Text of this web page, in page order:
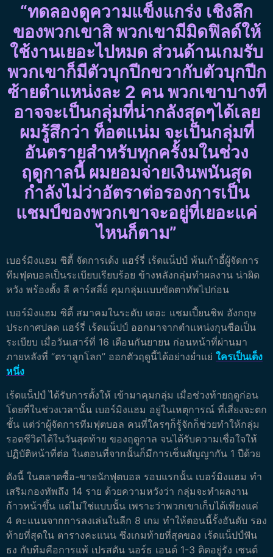
“ทดลองดูความแข็งแกร่ง เชิงลึก
ของพวกเขาสิ พวกเขามีมิดฟิลด์ให้
ใช้งานเยอะไปหมด ส่วนด้านเกมรับ
พวกเขาก็มีตัวบุกปีกขวากับตัวบุกปีก
ซ้ายตำแหน่งละ 2 คน พวกเขาบางที
อาจจะเป็นกลุ่มที่น่ากลังสุดๆได้เลย
ผมรู้สึกว่า ท็อตแน่ม จะเป็นกลุ่มที่
อันตรายสำหรับทุกครั้งมในช่วง
ฤดูกาลนี้ ผมยอมจ่ายเงินพนันสุด
กำลังไม่ว่าอัตราต่อรองการเป็น
แชมป์ของพวกเขาจะอยู่ที่เยอะแค่
ไหนก็ตาม”
เบอร์มิงแฮม ซิตี้ จัดการเด้ง แฮร์รี่ เร้ดแน็ปป์ พ้นเก้าอี้ผู้จัดการ
ทีมฟุตบอลเป็นระเบียบเรียบร้อย ข้างหลังกลุ่มทำผลงาน น่าผิด
หวัง พร้องตั้ง ลี คาร์สลี่ย์ คุมกลุ่มแบบขัดตาทัพไปก่อน
เบอร์มิงแฮม ซิตี้ สมาคมในระดับ เดอะ แชมเปี้ยนชิพ อังกฤษ
ประกาศปลด แฮร์รี่ เร้ดแน็ปป์ ออกมาจากตำแหน่งกุนซือเป็น
ระเบียบ เมื่อวันเสาร์ที่ 16 เดือนกันยายน ก่อนหน้าที่ผ่านมา
ภายหลังที่ “ตราลูกโลก” ออกตัวฤดูนี้ได้อย่างย่ำแย่ ใครเป็นเต็ง
หนึ่ง
เร้ดแน็ปป์ ได้รับการตั้งให้ เข้ามาคุมกลุ่ม เมื่อช่วงท้ายฤดูก่อน
โดยที่ในช่วงเวลานั้น เบอร์มิงแฮม อยู่ในเหตุการณ์ ที่เสี่ยงจะตก
ชั้น แต่ว่าผู้จัดการทีมฟุตบอล คนที่ใครๆก็รู้จักก็ช่วยทำให้กลุ่ม
รอดชีวิตได้ในวันสุดท้าย ของฤดูกาล จนได้รับความเชื่อใจให้
ปฏิบัติหน้าที่ต่อ ในตอนที่จากนั้นก็มีการเซ็นสัญญากัน 1 ปีด้วย
ดังนี้ ในตลาดซื้อ-ขายนักฟุตบอล รอบแรกนั้น เบอร์มิงแฮม ทำ
เสริมกองทัพถึง 14 ราย ด้วยความหวังว่า กลุ่มจะทำผลงาน
ก้าวหน้าขึ้น แต่ไม่ใช่แบบนั้น เพราะว่าพวกเขาเก็บได้เพียงแค่
4 คะแนนจากการลงเล่นในลีก 8 เกม ทำให้ตอนนี้รั้งอันดับ รอง
ท้ายที่สุดใน ตารางคะแนน ซึ่งเกมท้ายที่สุดของ เร้ดแน็ปป์ฟัน
ธง กับทีมคือการแพ้ เปรสตัน นอร์ธ เอนด์ 1-3 ติดอยู่รัง เซนต์